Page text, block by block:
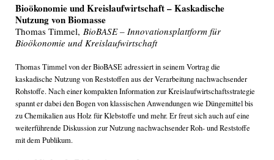
Bioökonomie und Kreislaufwirtschaft – Kaskadische
Nutzung von Biomasse
Thomas Timmel, BioBASE – Innovationsplattform für
Bioökonomie und Kreislaufwirtschaft
Thomas Timmel von der BioBASE adressiert in seinem Vortrag die
kaskadische Nutzung von Reststoffen aus der Verarbeitung nachwachsender
Rohstoffe. Nach einer kompakten Information zur Kreislaufwirtschaftsstrategie
spannt er dabei den Bogen von klassischen Anwendungen wie Düngemittel bis
zu Chemikalien aus Holz für Klebstoffe und mehr. Er freut sich auch auf eine
weiterführende Diskussion zur Nutzung nachwachsender Roh- und Reststoffe
mit dem Publikum.